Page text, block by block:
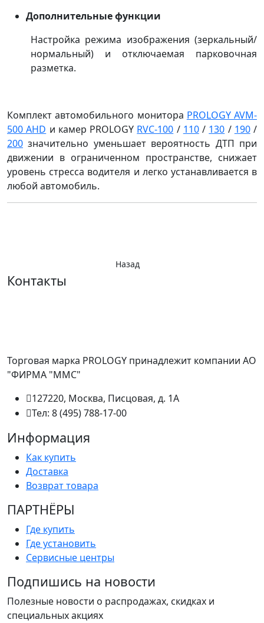
Дополнительные функции
Настройка режима изображения (зеркальный/
нормальный) и отключаемая парковочная
разметка.
Комплект автомобильного монитора PROLOGY AVM-
500 AHD и камер PROLOGY RVC-100 / 110/ 130 / 190/
200 значительно уменьшает вероятность ДТП при
движении в ограниченном пространстве, снижает
уровень стресса водителя и легко устанавливается в
любой автомобиль.
Назад
Контакты
Торговая марка PROLOGY принадлежит компании АО
"ФИРМА "ММС"
127220, Москва, Писцовая, д. 1А
Тел: 8 (495) 788-17-00
Информация
Как купить
Доставка
Возврат товара
ПАРТНËРЫ
Где купить
Где установить
Сервисные центры
Подпишись на новости
Полезные новости о распродажах, скидках и
специальных акциях